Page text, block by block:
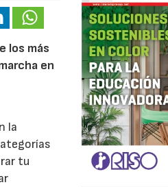
los más
en
la
tu